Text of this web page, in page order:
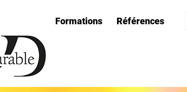
Formations Références